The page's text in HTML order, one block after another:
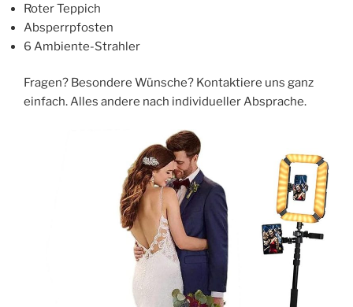
Roter Teppich
Absperrpfosten
6 Ambiente-Strahler
Fragen? Besondere Wünsche? Kontaktiere uns ganz
einfach. Alles andere nach individueller Absprache.